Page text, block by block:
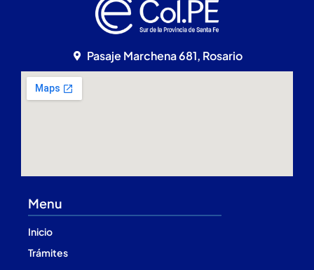
Pasaje Marchena 681, Rosario
Menu
Inicio
Trámites